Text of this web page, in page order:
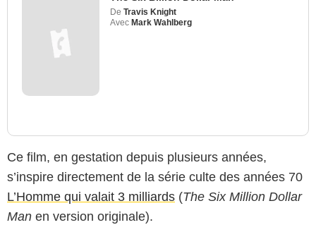
De Travis Knight
Avec Mark Wahlberg
Ce film, en gestation depuis plusieurs années,
s’inspire directement de la série culte des années 70
L’Homme qui valait 3 milliards (The Six Million Dollar
Man en version originale).